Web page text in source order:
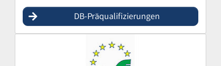
DB-Präqualifizierungen